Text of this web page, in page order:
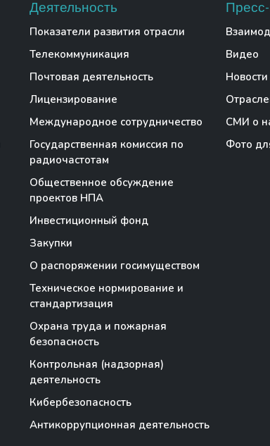
Деятельность
Показатели развития отрасли
Телекоммуникация
Почтовая деятельность
Лицензирование
Международное сотрудничество
Государственная комиссия по
радиочастотам
Общественное обсуждение
проектов НПА
Инвестиционный фонд
Закупки
О распоряжении госимуществом
Техническое нормирование и
стандартизация
Охрана труда и пожарная
безопасность
Контрольная (надзорная)
деятельность
Кибербезопасность
Антикоррупционная деятельность
Видео
Новости
СМИ о
Фото